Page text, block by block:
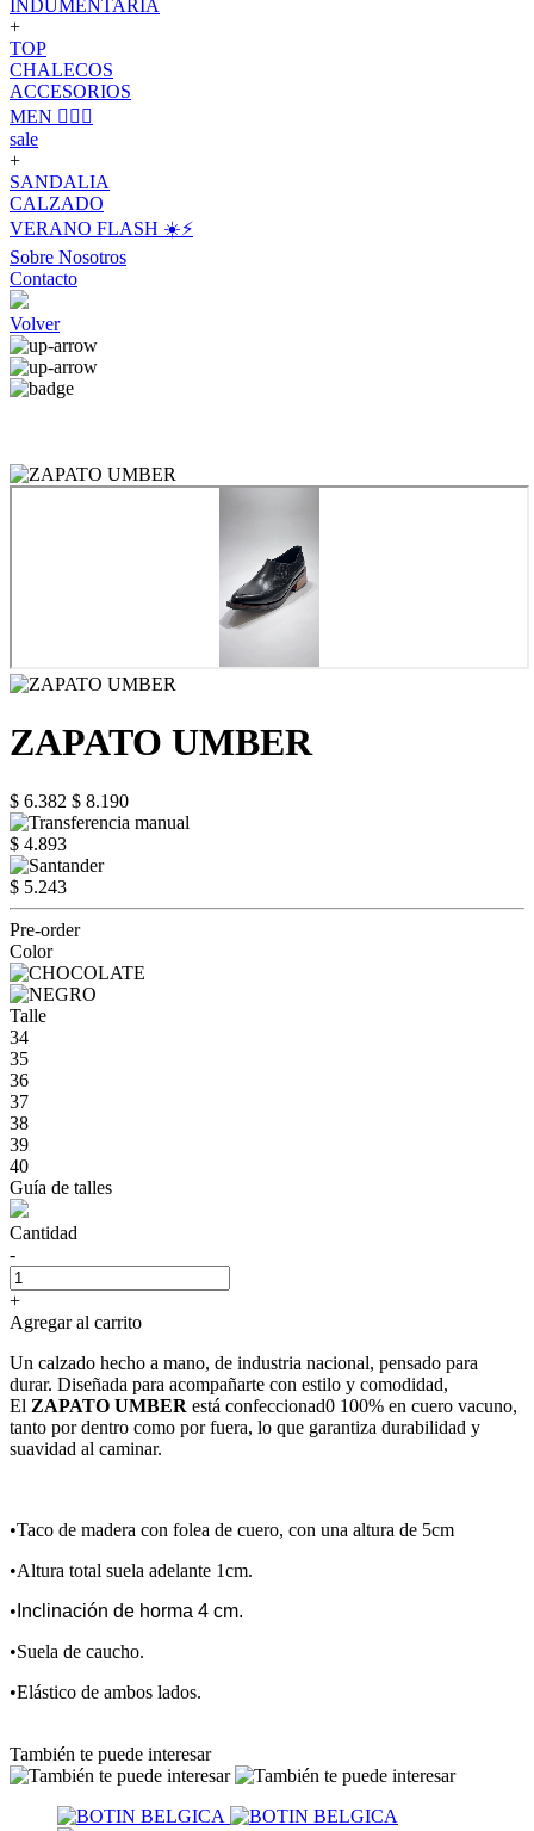
INDUMENTARIA
+
TOP
CHALECOS
ACCESORIOS
MEN 🙋🏽‍♂️
sale
+
SANDALIA
CALZADO
VERANO FLASH ☀️⚡️
Sobre Nosotros
Contacto
Volver
ZAPATO UMBER
$ 6.382 $ 8.190
$ 4.893
$ 5.243
Pre-order
Color
Talle
34
35
36
37
38
39
40
Guía de talles
Cantidad
-
+
Agregar al carrito
Un calzado hecho a mano, de industria nacional, pensado para
durar. Diseñada para acompañarte con estilo y comodidad,
El ZAPATO UMBER está confeccionad0 100% en cuero vacuno,
tanto por dentro como por fuera, lo que garantiza durabilidad y
suavidad al caminar.
•Taco de madera con folea de cuero, con una altura de 5cm
•Altura total suela adelante 1cm.
• Inclinación de horma 4 cm.
•Suela de caucho.
•Elástico de ambos lados.
También te puede interesar